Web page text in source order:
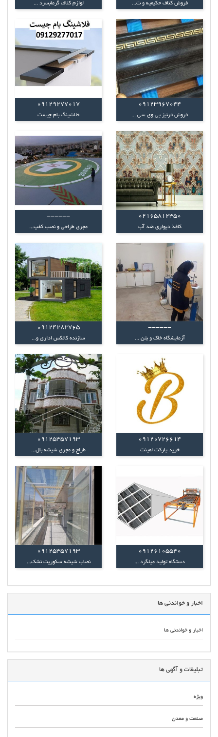
فروش کناف حکیمیه و ت... لوازم کناف گرمابسرد ...
09123967044
فروش قرنیز پی وی سی ...
09129277017
فلاشینگ بام چیست
02165812350
کاغذ دیواری ضد آب
------
مجری طراحی و نصب کفپ...
------
آزمایشگاه خاک و بتن ...
09124282765
سازنده کانکس اداری و...
09120726614
خرید پارکت لمینت
09125357193
طراح و مجری شیشه بال...
09126105540
دستگاه تولید میلگرد ...
09125357193
نصاب شیشه سکوریت نشک...
اخبار و خواندنی ها
اخبار و خواندنی ها
تبلیغات و آگهی ها
ویژه
صنعت و معدن